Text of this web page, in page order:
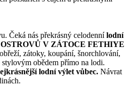
Čeká nás překrásný celodennílodní
OSTROVŮ V ZÁTOCE FETHIYE
zátoky, koupání, šnorchlování,
obědem přímo na lodi.
lodní výlet vůbec. Návrat